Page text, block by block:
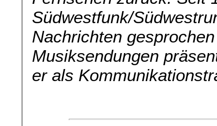
Südwestfunk/
Nachrichten
Musiksendungen
er als